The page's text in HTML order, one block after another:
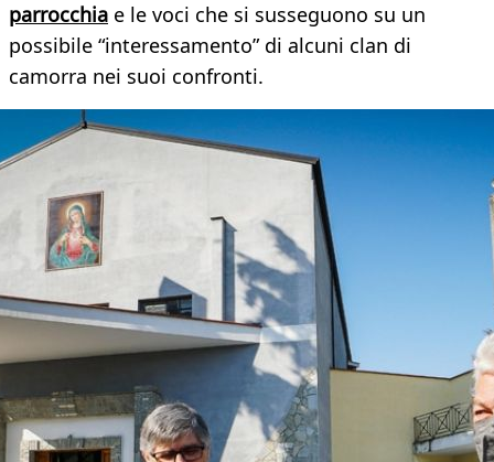
parrocchia e le voci che si susseguono su un
possibile “interessamento” di alcuni clan di
camorra nei suoi confronti.